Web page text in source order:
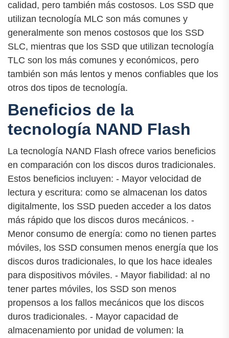
calidad, pero también más costosos. Los SSD que
utilizan tecnología MLC son más comunes y
generalmente son menos costosos que los SSD
SLC, mientras que los SSD que utilizan tecnología
TLC son los más comunes y económicos, pero
también son más lentos y menos confiables que los
otros dos tipos de tecnología.
Beneficios de la
tecnología NAND Flash
La tecnología NAND Flash ofrece varios beneficios
en comparación con los discos duros tradicionales.
Estos beneficios incluyen: - Mayor velocidad de
lectura y escritura: como se almacenan los datos
digitalmente, los SSD pueden acceder a los datos
más rápido que los discos duros mecánicos. -
Menor consumo de energía: como no tienen partes
móviles, los SSD consumen menos energía que los
discos duros tradicionales, lo que los hace ideales
para dispositivos móviles. - Mayor fiabilidad: al no
tener partes móviles, los SSD son menos
propensos a los fallos mecánicos que los discos
duros tradicionales. - Mayor capacidad de
almacenamiento por unidad de volumen: la